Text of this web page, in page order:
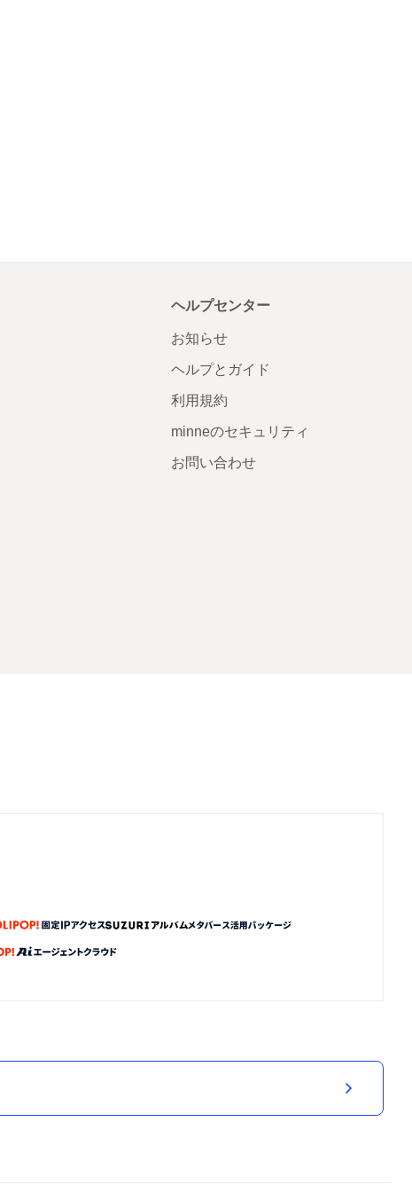
ヘルプセンター
お知らせ
ヘルプとガイド
利用規約
minneのセキュリティ
お問い合わせ